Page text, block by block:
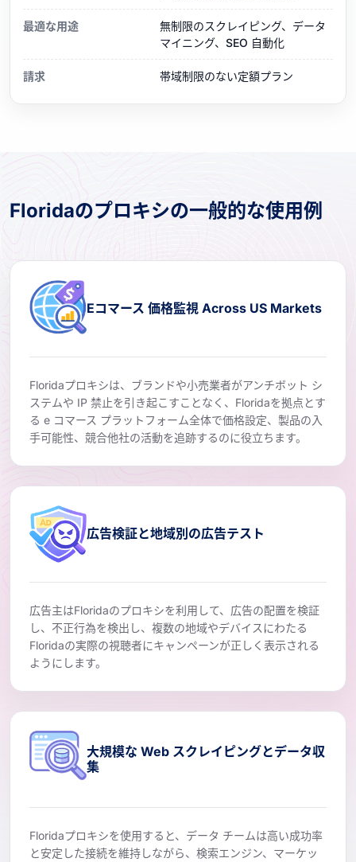
最適な用途
無制限のスクレイピング、データ
マイニング、SEO 自動化
請求 帯域制限のない定額プラン
Floridaのプロキシの一般的な使用例
Eコマース 価格監視 Across US Markets
Floridaプロキシは、ブランドや小売業者がアンチボット シ
ステムや IP 禁止を引き起こすことなく、Floridaを拠点とす
る e コマース プラットフォーム全体で価格設定、製品の入
手可能性、競合他社の活動を追跡するのに役立ちます。
広告検証と地域別の広告テスト
広告主はFloridaのプロキシを利用して、広告の配置を検証
し、不正行為を検出し、複数の地域やデバイスにわたる
Floridaの実際の視聴者にキャンペーンが正しく表示される
ようにします。
大規模な Web スクレイピングとデータ収
集
Floridaプロキシを使用すると、データ チームは高い成功率
と安定した接続を維持しながら、検索エンジン、マーケッ